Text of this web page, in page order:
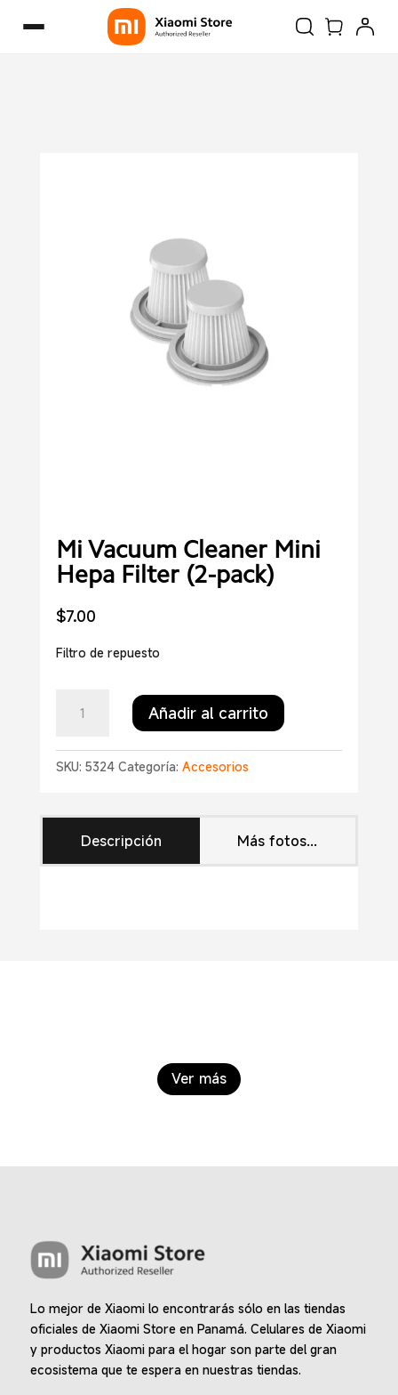
Mi Vacuum Cleaner Mini
Hepa Filter (2-pack)
$7.00
Filtro de repuesto
Vacuum
Mini
(2-
pack)
cantidad
Añadir al carrito
SKU: 5324 Categoría: Accesorios
Descripción Más fotos...
Ver más
Lo mejor de Xiaomi lo encontrarás sólo en las tiendas
oficiales de Xiaomi Store en Panamá. Celulares de Xiaomi
y productos Xiaomi para el hogar son parte del gran
ecosistema que te espera en nuestras tiendas.